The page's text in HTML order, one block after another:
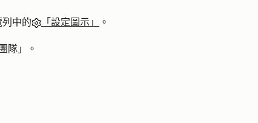
中的 「設定圖示」 。
隊 」。